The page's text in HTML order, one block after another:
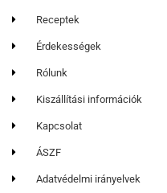
Receptek
Érdekességek
Rólunk
Kiszállítási információk
Kapcsolat
ÁSZF
Adatvédelmi irányelvek